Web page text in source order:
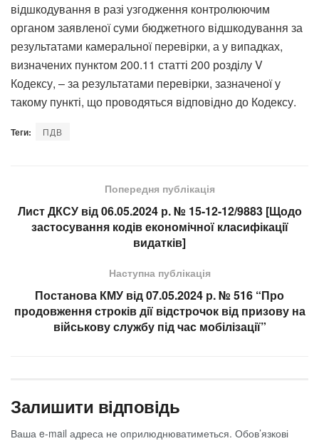
відшкодування в разі узгодження контролюючим
органом заявленої суми бюджетного відшкодування за
результатами камеральної перевірки, а у випадках,
визначених пунктом 200.11 статті 200 розділу V
Кодексу, – за результатами перевірки, зазначеної у
такому пункті, що проводяться відповідно до Кодексу.
Теги: ПДВ
Попередня публікація
Лист ДКСУ від 06.05.2024 р. № 15-12-12/9883 [Щодо
застосування кодів економічної класифікації
видатків]
Наступна публікація
Постанова КМУ від 07.05.2024 р. № 516 “Про
продовження строків дії відстрочок від призову на
військову службу під час мобілізації”
Залишити відповідь
Ваша e-mail адреса не оприлюднюватиметься. Обов’язкові